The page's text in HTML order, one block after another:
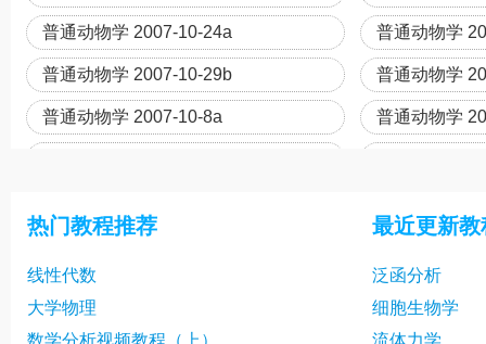
普通动物学 2007-10-24a 普通动物学
普通动物学 2007-10-29b 普通动物学
普通动物学 2007-10-8a 普通动物学
普通动物学 07-11-19b
普通动物学 07-11-28a 普通动物学
普通动物学 07-12-03b 普通动物学
热门教程推荐
线性代数
大学物理
数学分析视频教程（上）
最近更新教
泛函分析
细胞生物学
流体力学